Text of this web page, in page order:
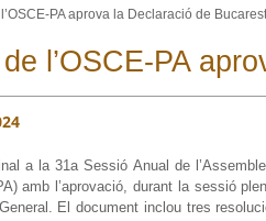
PA aprova la Declaració de Bucarest
l’OSCE-PA
a la 31a Sessió Anual de
amb l’aprovació, durant la sessió
. El document inclou tres